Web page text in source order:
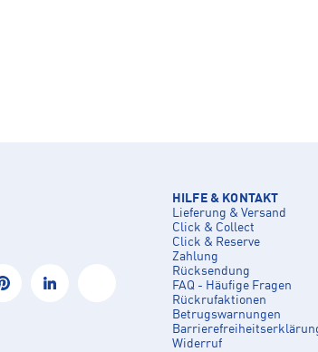
HILFE & KONTAKT
Lieferung & Versand
Click & Collect
Click & Reserve
Zahlung
Rücksendung
FAQ - Häufige Fragen
Rückrufaktionen
Betrugswarnungen
Widerruf